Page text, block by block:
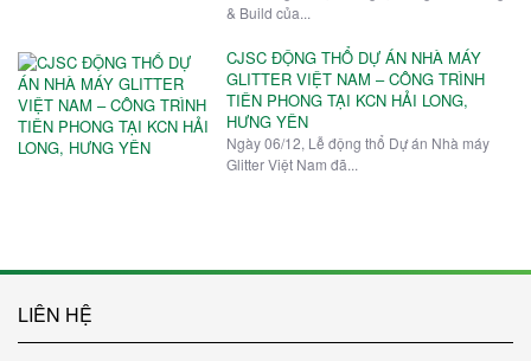
& Build của...
CJSC ĐỘNG THỔ DỰ ÁN NHÀ MÁY
GLITTER VIỆT NAM – CÔNG TRÌNH
TIÊN PHONG TẠI KCN HẢI LONG,
HƯNG YÊN
Ngày 06/12, Lễ động thổ Dự án Nhà máy
Glitter Việt Nam đã...
LIÊN HỆ